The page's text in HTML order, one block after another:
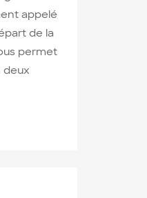
appelé
de la
permet
deux